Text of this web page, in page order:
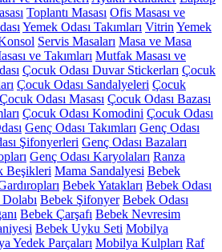
Toplantı Masası Ofis Masası ve
Yemek Odası Takımları Vitrin Yemek
Servis Masaları Masa ve Masa
ve Takımları Mutfak Masası ve
Çocuk Odası Duvar Stickerları Çocuk
Çocuk Odası Sandalyeleri Çocuk
Çocuk Odası Masası Çocuk Odası Bazası
Çocuk Odası Komodini Çocuk Odası
Genç Odası Takımları Genç Odası
Şifonyerleri Genç Odası Bazaları
Genç Odası Karyolaları Ranza
Beşikleri Mama Sandalyesi Bebek
Bebek Yatakları Bebek Odası
Bebek Şifonyer Bebek Odası
Bebek Çarşafı Bebek Nevresim
Bebek Uyku Seti Mobilya
Yedek Parçaları Mobilya Kulpları Raf